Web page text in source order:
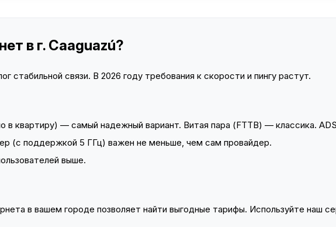
в г. Caaguazú?
стабильной связи. В 2026 году требования к скорости и пингу растут.
в квартиру) — самый надежный вариант. Витая пара (FTTB) — классика.
(с поддержкой 5 ГГц) важен не меньше, чем сам провайдер.
выше.
в вашем городе позволяет найти выгодные тарифы. Используйте наш